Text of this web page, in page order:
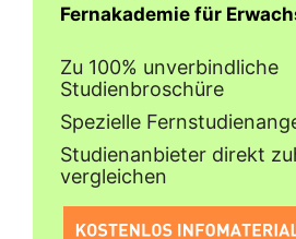
Fernakademie für
Zu 100% unverbindliche
Studienbroschüre
Spezielle
Studienanbieter direkt
vergleichen